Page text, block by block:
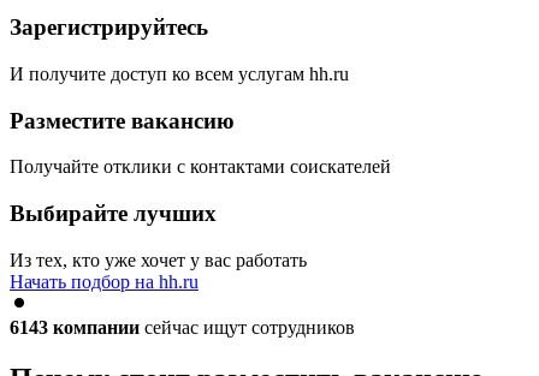
Зарегистрируйтесь
И получите доступ ко всем услугам hh.ru
Разместите вакансию
Получайте отклики с контактами соискателей
Выбирайте лучших
Из тех, кто уже хочет у вас работать
Начать подбор на hh.ru
6143 компании сейчас ищут сотрудников